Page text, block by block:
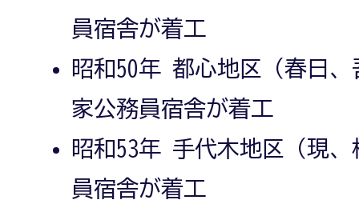
員宿舎が着工
昭和50年 都心地区（春日
家公務員宿舎が着工
昭和53年 手代木地区（現
員宿舎が着工